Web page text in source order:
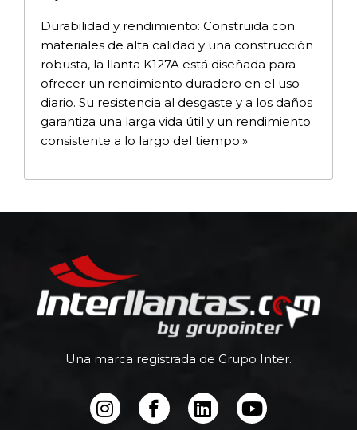
Durabilidad y rendimiento: Construida con
materiales de alta calidad y una construcción
robusta, la llanta K127A está diseñada para
ofrecer un rendimiento duradero en el uso
diario. Su resistencia al desgaste y a los daños
garantiza una larga vida útil y un rendimiento
consistente a lo largo del tiempo.»
Una marca registrada de Grupo Inter.